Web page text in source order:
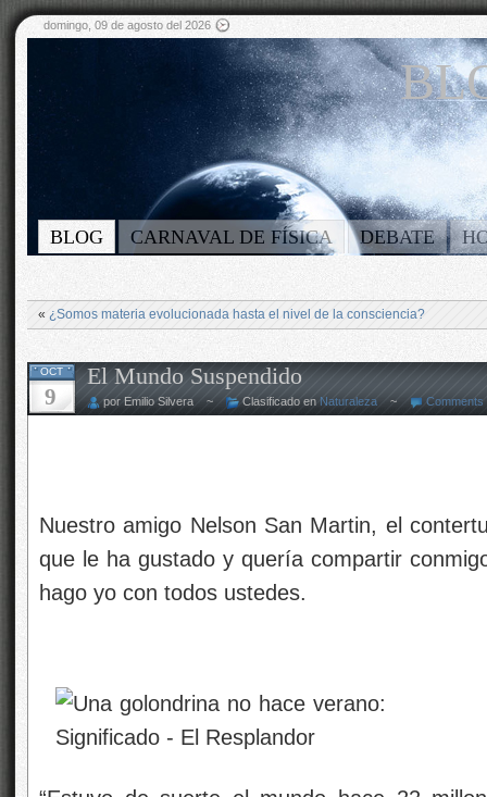
domingo, 09 de agosto del 2026
BLOG CARNAVAL DE FÍSICA DEBATE
« ¿Somos materia evolucionada hasta el nivel de la consciencia?
OCT
9
El Mundo Suspendido
por Emilio Silvera ~ Clasificado en Naturaleza~ Comments
Nuestro amigo Nelson San Martin, el
que le ha gustado y quería compartir
hago yo con todos ustedes.